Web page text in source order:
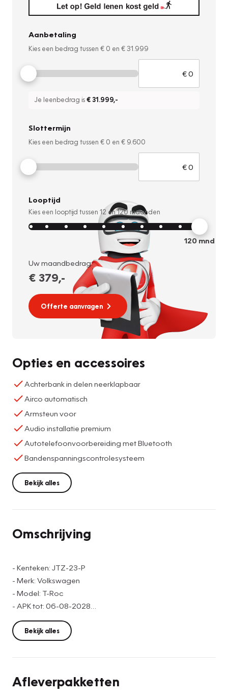
Aanbetaling
Kies een bedrag tussen € 0 en € 31.999
Je leenbedrag is€ 31.999,-
Slottermijn
Kies een bedrag tussen € 0 en € 9.600
Looptijd
Kies een looptijd tussen 12 en120 maanden
120mnd
Uw maandbedrag:
€ 379,-
Offerte aanvragen
Opties en accessoires
Achterbank in delen neerklapbaar
Airco automatisch
Armsteun voor
Audio installatie premium
Autotelefoonvoorbereiding met Bluetooth
Bandenspanningscontrolesysteem
Bekijk alles
Omschrijving
- Kenteken: JTZ-23-P
- Merk: Volkswagen
- Model: T-Roc
- APK tot: 06-08-2028
- Tellerstand: 10845 KM
- Carrosserievorm: SUV
- Aantal deuren: 5
- Transmissie: Automaat DSG 7
Bekijk alles
Afleverpakketten